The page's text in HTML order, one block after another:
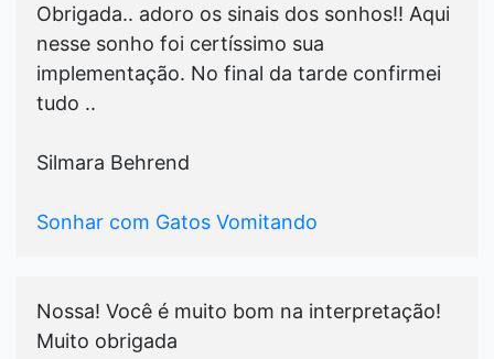
Obrigada.. adoro os sinais dos sonhos!! Aqui
nesse sonho foi certíssimo sua
implementação. No final da tarde confirmei
tudo ..
Silmara Behrend
Sonhar com Gatos Vomitando
Nossa! Você é muito bom na interpretação!
Muito obrigada